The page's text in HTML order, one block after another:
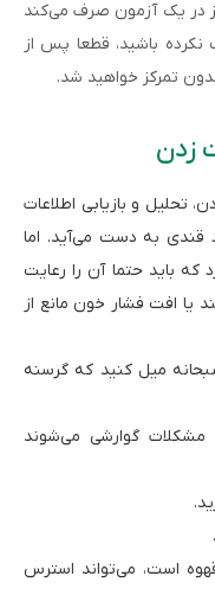
در یک آزمون صرف می‌کند
نکرده باشید، قطعا پس از
تمرکز خواهید شد.
زدن
تحلیل و بازیابی اطلاعات
قندی به دست می‌آید. اما
باید حتما آن را رعایت
یا افت فشار خون مانع از
میل کنید که گرسنه
مشکلات گوارشی می‌شوند
است، می‌تواند استرس